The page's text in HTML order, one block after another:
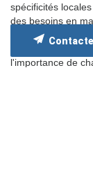
spécificités
des besoins en
assurons que
long terme,
l'importance de